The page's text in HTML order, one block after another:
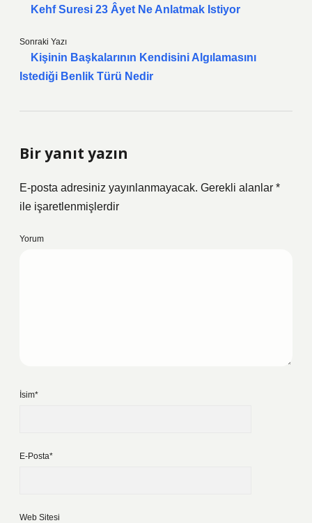
Kehf Suresi 23 Âyet Ne Anlatmak Istiyor
Sonraki Yazı
Kişinin Başkalarının Kendisini Algılamasını
Istediği Benlik Türü Nedir
Bir yanıt yazın
E-posta adresiniz yayınlanmayacak. Gerekli alanlar *
ile işaretlenmişlerdir
Yorum
İsim*
E-Posta*
Web Sitesi